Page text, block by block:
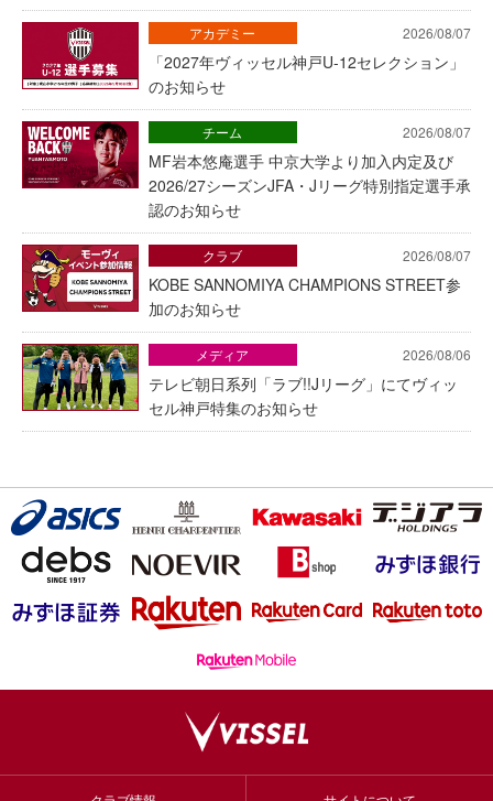
2026/08/07
「2027年ヴィッセル神戸U-12セレクション」
のお知らせ
アカデミー
2026/08/07
MF岩本悠庵選手 中京大学より加入内定及び
2026/27シーズンJFA・Jリーグ特別指定選手承
認のお知らせ
チーム
2026/08/07
KOBE SANNOMIYA CHAMPIONS STREET参
加のお知らせ
クラブ
2026/08/06
テレビ朝日系列「ラブ!!Jリーグ」にてヴィッ
セル神戸特集のお知らせ
メディア